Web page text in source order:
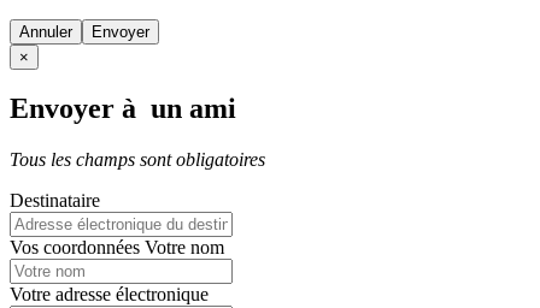
Annuler
×
Envoyer à un ami
Tous les champs sont obligatoires
Destinataire
Vos coordonnées Votre nom
Votre adresse électronique